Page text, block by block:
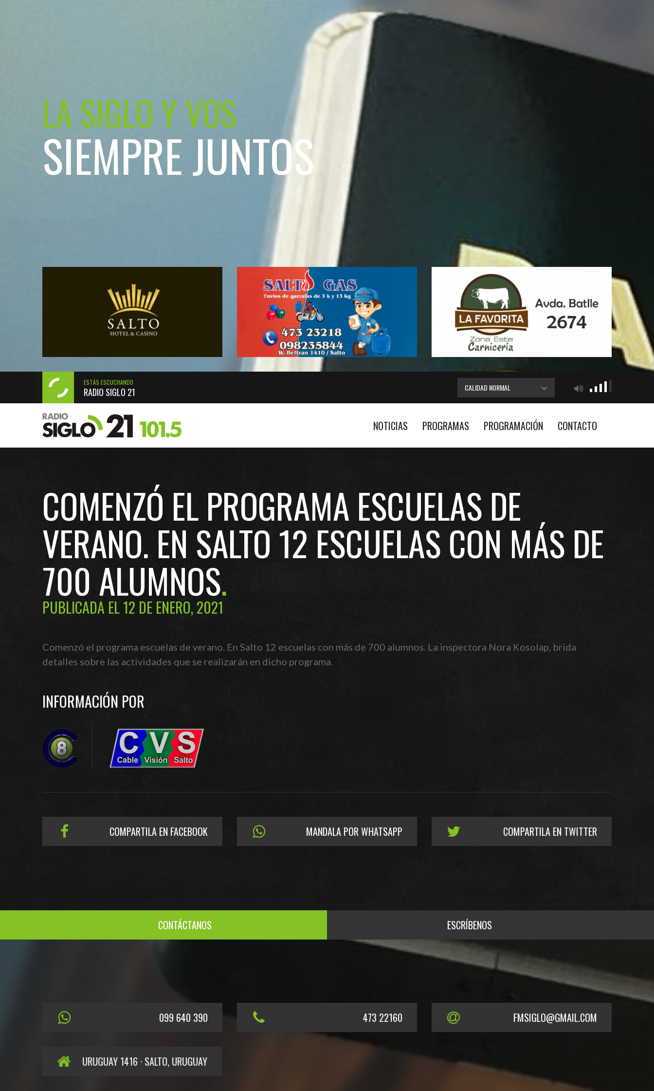
LA SIGLO Y VOS
SIEMPRE JUNTOS
ESTÁS ESCUCHANDO
RADIO SIGLO 21 CALIDAD NORMAL
NOTICIAS PROGRAMAS PROGRAMACIÓN CONTACTO
COMENZÓ EL PROGRAMA ESCUELAS DE
VERANO. EN SALTO 12 ESCUELAS CON MÁS DE
700 ALUMNOS
PUBLICADA EL 12 DE ENERO, 2021
Comenzó el programa escuelas de verano. En Salto 12 escuelas con más de 700 alumnos. La inspectora Nora Kosolap, brida
detalles sobre las actividades que se realizarán en dicho programa.
INFORMACIÓN POR
COMPARTILA EN FACEBOOK MANDALA POR WHATSAPP COMPARTILA EN TWITTER
CONTÁCTANOS ESCRÍBENOS
099 640 390 473 22160 FMSIGLO@GMAIL.COM
URUGUAY 1416 · SALTO, URUGUAY